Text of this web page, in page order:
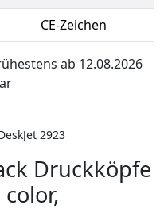
CE-Zeichen
ab 12.08.2026
2923
Druckköpfe